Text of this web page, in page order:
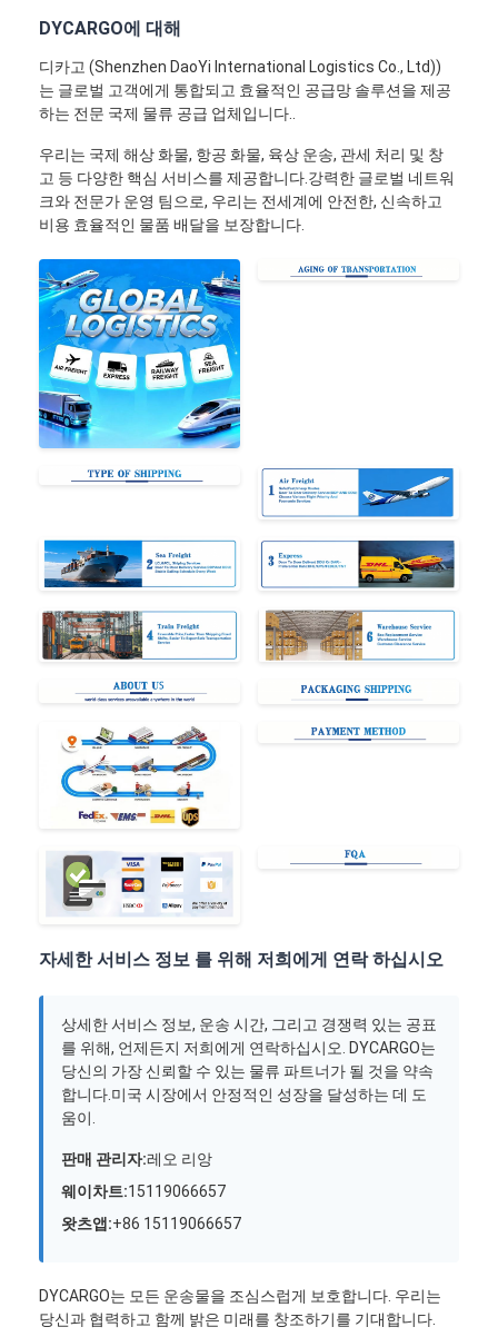
아마존으로 배송
트럭 화물
창고 서비스
DYCARGO에 대해
디카고 (Shenzhen DaoYi International Logistics Co., Ltd))
는 글로벌 고객에게 통합되고 효율적인 공급망 솔루션을 제공
하는 전문 국제 물류 공급 업체입니다..
우리는 국제 해상 화물, 항공 화물, 육상 운송, 관세 처리 및 창
고 등 다양한 핵심 서비스를 제공합니다.강력한 글로벌 네트워
크와 전문가 운영 팀으로, 우리는 전세계에 안전한, 신속하고
비용 효율적인 물품 배달을 보장합니다.
자세한 서비스 정보 를 위해 저희에게 연락 하십시오
상세한 서비스 정보, 운송 시간, 그리고 경쟁력 있는 공표
를 위해, 언제든지 저희에게 연락하십시오. DYCARGO는
당신의 가장 신뢰할 수 있는 물류 파트너가 될 것을 약속
합니다.미국 시장에서 안정적인 성장을 달성하는 데 도
움이.
판매 관리자:레오 리앙
웨이차트:15119066657
왓츠앱:+86 15119066657
DYCARGO는 모든 운송물을 조심스럽게 보호합니다. 우리는
당신과 협력하고 함께 밝은 미래를 창조하기를 기대합니다.